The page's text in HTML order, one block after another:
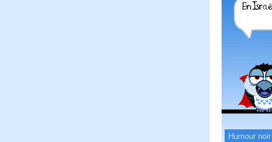
Humour noir